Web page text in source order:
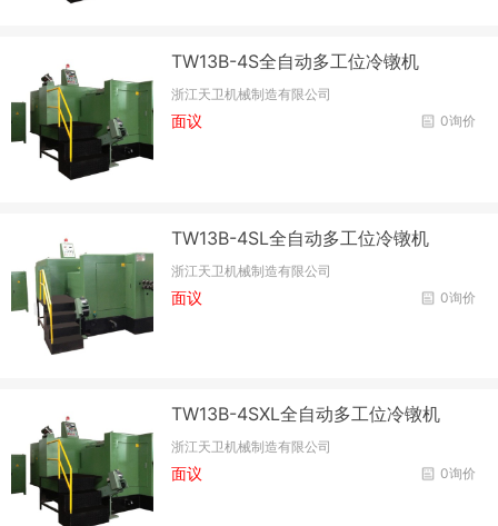
TW13B-4S全自动多工位冷镦机
浙江天卫机械制造有限公司
0询价
面议
TW13B-4SL全自动多工位冷镦机
浙江天卫机械制造有限公司
0询价
面议
TW13B-4SXL全自动多工位冷镦机
浙江天卫机械制造有限公司
0询价
面议